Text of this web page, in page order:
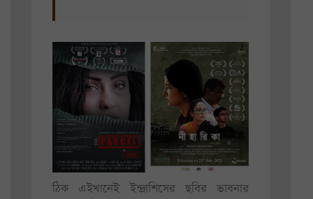
ঠিক এইখানেই ইন্দ্রাশিসের ছবির ভাবনার